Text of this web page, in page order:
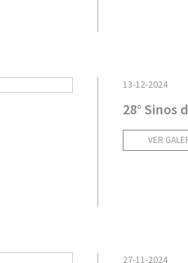
13-12-2024
28° Sinos
VER
27-11-2024